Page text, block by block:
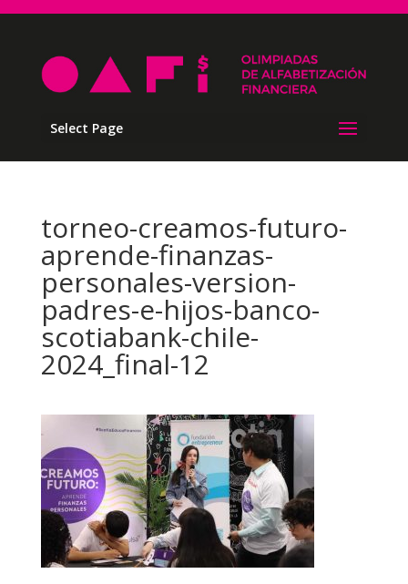
Select Page
torneo-creamos-futuro-
aprende-finanzas-
personales-version-
padres-e-hijos-banco-
scotiabank-chile-
2024_final-12